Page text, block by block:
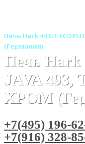
Печь Hark 44 GT
(Германия)
Печь Hark
JAVA
ХРОМ
+7(495) 196-
+7(916) 328-